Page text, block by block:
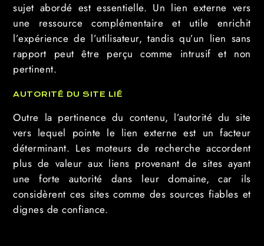
sujet abordé est essentielle. Un lien externe vers
une ressource complémentaire et utile enrichit
l’expérience de l’utilisateur, tandis qu’un lien sans
rapport peut être perçu comme intrusif et non
pertinent.
AUTORITÉ DU SITE LIÉ
Outre la pertinence du contenu, l’autorité du site
vers lequel pointe le lien externe est un facteur
déterminant. Les moteurs de recherche accordent
plus de valeur aux liens provenant de sites ayant
une forte autorité dans leur domaine, car ils
considèrent ces sites comme des sources fiables et
dignes de confiance.